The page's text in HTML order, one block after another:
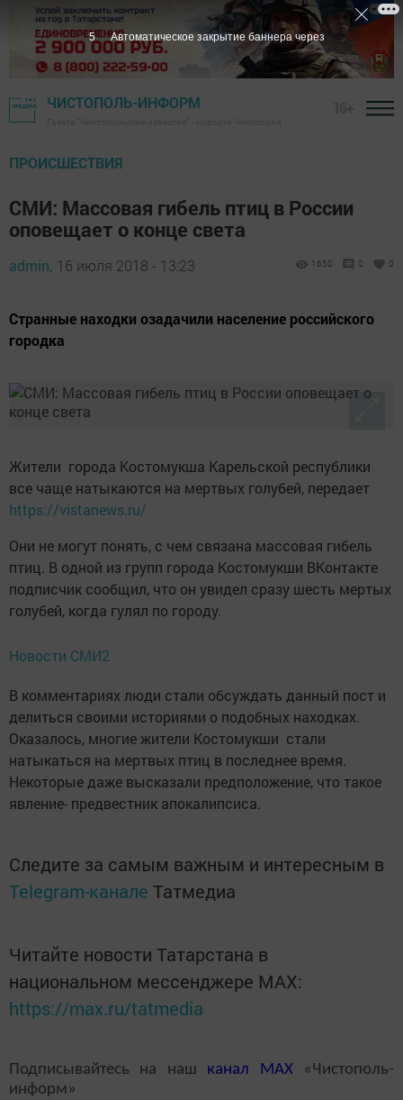
ЧИСТОПОЛЬ-ИНФОРМ
ПРОИСШЕСТВИЯ
СМИ: Массовая гибель птиц в России
оповещает о конце света
admin, 16 июля 2018 - 13:23 1650 0 0
Странные находки озадачили население российского
городка
Жители города Костомукша Карельской республики
все чаще натыкаются на мертвых голубей, передает
https://vistanews.ru/
Они не могут понять, с чем связана массовая гибель
птиц. В одной из групп города Костомукши ВКонтакте
подписчик сообщил, что он увидел сразу шесть мертых
голубей, когда гулял по городу.
Новости СМИ2
В комментариях люди стали обсуждать данный пост и
делиться своими историями о подобных находках.
Оказалось, многие жители Костомукши стали
натыкаться на мертвых птиц в последнее время.
Некоторые даже высказали предположение, что такое
явление- предвестник апокалипсиса.
Следите за самым важным и интересным в
Telegram-канале Татмедиа
Читайте новости Татарстана в
национальном мессенджере MАХ:
https://max.ru/tatmedia
Подписывайтесь на наш канал MAX«Чистополь-
информ»
4 Автоматическое закрытие баннера через